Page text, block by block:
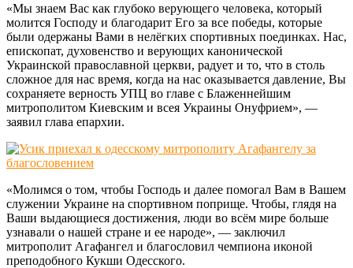
«Мы знаем Вас как глубоко верующего человека, который
молится Господу и благодарит Его за все победы, которые
были одержаны Вами в нелёгких спортивных поединках. Нас,
епископат, духовенство и верующих канонической
Украинской православной церкви, радует и то, что в столь
сложное для нас время, когда на нас оказывается давление, Вы
сохраняете верность УПЦ во главе с Блаженнейшим
митрополитом Киевским и всея Украины Онуфрием», —
заявил глава епархии.
«Молимся о том, чтобы Господь и далее помогал Вам в Вашем
служении Украине на спортивном поприще. Чтобы, глядя на
Ваши выдающиеся достижения, люди во всём мире больше
узнавали о нашей стране и ее народе», — заключил
митрополит Агафангел и благословил чемпиона иконой
преподобного Кукши Одесского.